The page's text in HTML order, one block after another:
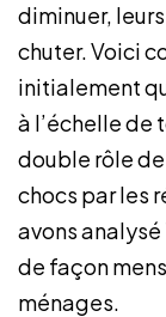
diminuer,
chuter. Voici
initialement
à l’échelle de
double rôle
chocs par les
avons analysé
de façon
ménages.